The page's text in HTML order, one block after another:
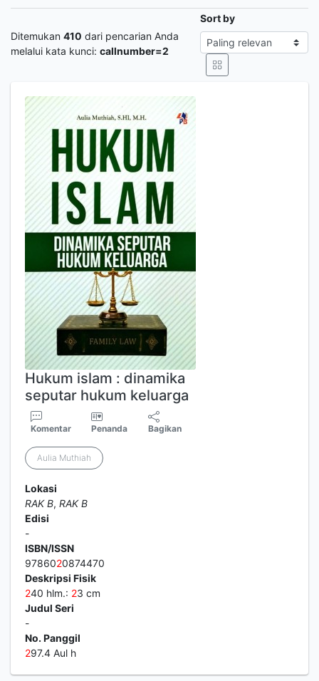
Ditemukan 410 dari pencarian Anda
melalui kata kunci: callnumber=2
Sort by
Hukum islam : dinamika
seputar hukum keluarga
Komentar Penanda Bagikan
Aulia Muthiah
Lokasi
RAK B, RAK B
Edisi
-
ISBN/ISSN
9786020874470
Deskripsi Fisik
240 hlm.: 23 cm
Judul Seri
-
No. Panggil
297.4 Aul h